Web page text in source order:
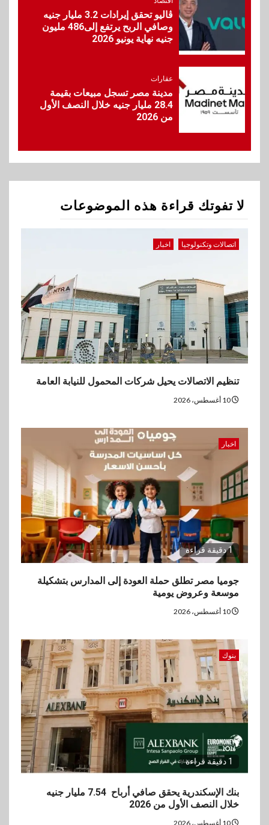
اقتصاد
في مضيق هرمز
1
اتصالات وتكنولوجيا
المحمول للنيابة العامة
جوميا مصر تطلق حملة العودة
وعروض يومية
بنوك
بنك الإسكندرية يحقق صافي أرباح
7.54 مليار جنيه خلال النصف
الأول من 2026
4
اقتصاد
وصافي الربح يرتفع إلى486
5
عقارات
مدينة مصر تسجل مبيعات بقيمة
28.4 مليار جنيه خلال النصف
الأول من 2026
ڤاليو تحقق إيرادات 3.2 مليار جنيه
وصافي الربح يرتفع إلى486 مليون
جنيه نهاية يونيو 2026
عقارات
مدينة مصر تسجل مبيعات بقيمة
28.4 مليار جنيه خلال النصف الأول
من 2026
لا تفوتك قراءة هذه الموضوعات
اتصالات وتكنولوجيا اخبار
تنظيم الاتصالات يحيل شركات المحمول للنيابة العامة
اخبار
1 دقيقة قراءة
جوميا مصر تطلق حملة العودة إلى المدارس بتشكيلة
موسعة وعروض يومية
بنوك
1 دقيقة قراءة
بنك الإسكندرية يحقق صافي أرباح 7.54 مليار جنيه
خلال النصف الأول من 2026